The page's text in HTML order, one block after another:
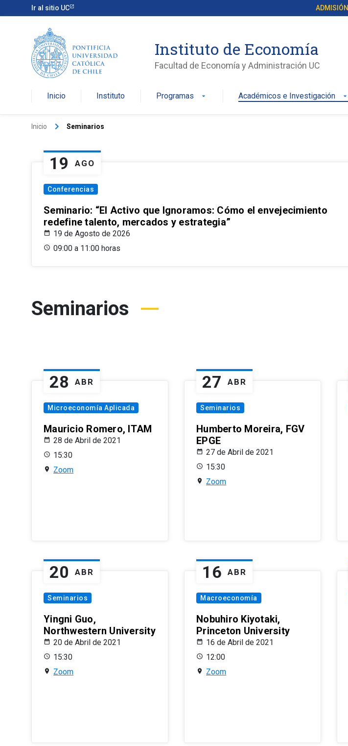
Ir al sitio UC ADMISIÓN
Instituto de Economía
Facultad de Economía y Administración UC
Inicio Instituto Programas arrow_drop_down Académicos e Investigación arrow_drop_down
Inicio keyboard_arrow_right Seminarios
19 AGO
Conferencias
Seminario: “El Activo que Ignoramos: Cómo el envejecimiento
redefine talento, mercados y estrategia”
19 de Agosto de 2026
09:00 a 11:00 horas
Seminarios
28 ABR
Microeconomía Aplicada
Mauricio Romero, ITAM
28 de Abril de 2021
15:30
Zoom
27 ABR
Seminarios
Humberto Moreira, FGV
EPGE
27 de Abril de 2021
15:30
Zoom
20 ABR
Seminarios
Yingni Guo,
Northwestern University
20 de Abril de 2021
15:30
Zoom
16 ABR
Macroeconomía
Nobuhiro Kiyotaki,
Princeton University
16 de Abril de 2021
12:00
Zoom